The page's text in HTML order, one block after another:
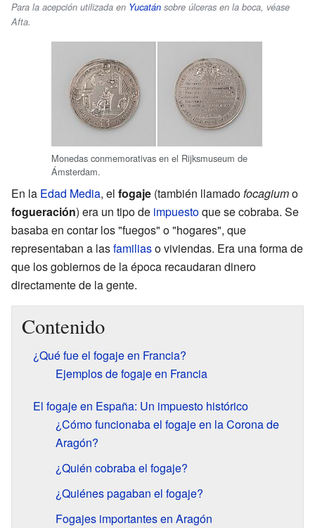
Para la acepción utilizada en Yucatán sobre úlceras en la boca, véase
Afta.
Monedas conmemorativas en el Rijksmuseum de
Ámsterdam.
En la Edad Media, el fogaje (también llamadofocagiumo
fogueración) era un tipo de impuestoque se cobraba. Se
basaba en contar los "fuegos" o "hogares", que
representaban a lasfamiliaso viviendas. Era una forma de
que los gobiernos de la época recaudaran dinero
directamente de la gente.
Contenido
¿Qué fue el fogaje en Francia?
Ejemplos de fogaje en Francia
El fogaje en España: Un impuesto histórico
¿Cómo funcionaba el fogaje en la Corona de
Aragón?
¿Quién cobraba el fogaje?
¿Quiénes pagaban el fogaje?
Fogajes importantes en Aragón